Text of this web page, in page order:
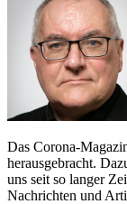
Das Corona-Magazine hat gerade seine 250. Ausgabe
herausgebracht.
uns seit so langer
Nachrichten und